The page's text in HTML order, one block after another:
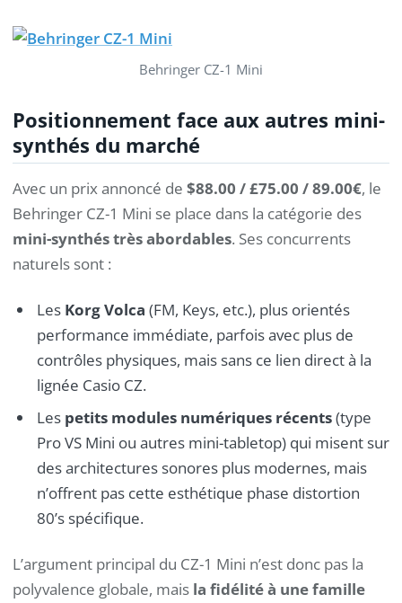
Behringer CZ-1 Mini
Positionnement face aux autres mini-
synthés du marché
Avec un prix annoncé de $88.00 / £75.00 / 89.00€, le
Behringer CZ-1 Mini se place dans la catégorie des
mini-synthés très abordables. Ses concurrents
naturels sont :
Les Korg Volca (FM, Keys, etc.), plus orientés
performance immédiate, parfois avec plus de
contrôles physiques, mais sans ce lien direct à la
lignée Casio CZ.
Les petits modules numériques récents(type
Pro VS Mini ou autres mini-tabletop) qui misent sur
des architectures sonores plus modernes, mais
n’offrent pas cette esthétique phase distortion
80’s spécifique.
L’argument principal du CZ-1 Mini n’est donc pas la
polyvalence globale, mais la fidélité à une famille